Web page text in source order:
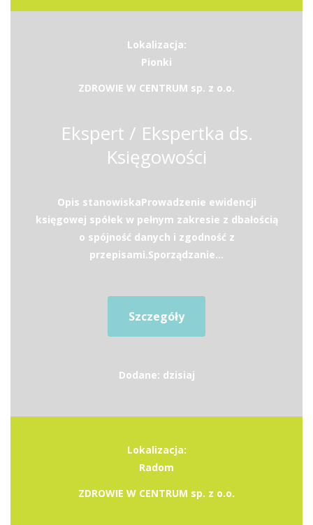
Lokalizacja:
Pionki
ZDROWIE W CENTRUM sp. z o.o.
Ekspert / Ekspertka ds.
Księgowości
Opis stanowiskaProwadzenie ewidencji
księgowej spółek w pełnym zakresie z dbałością
o spójność danych i zgodność z
przepisami.Sporządzanie...
Szczegóły
Dodane: dzisiaj
Lokalizacja:
Radom
ZDROWIE W CENTRUM sp. z o.o.